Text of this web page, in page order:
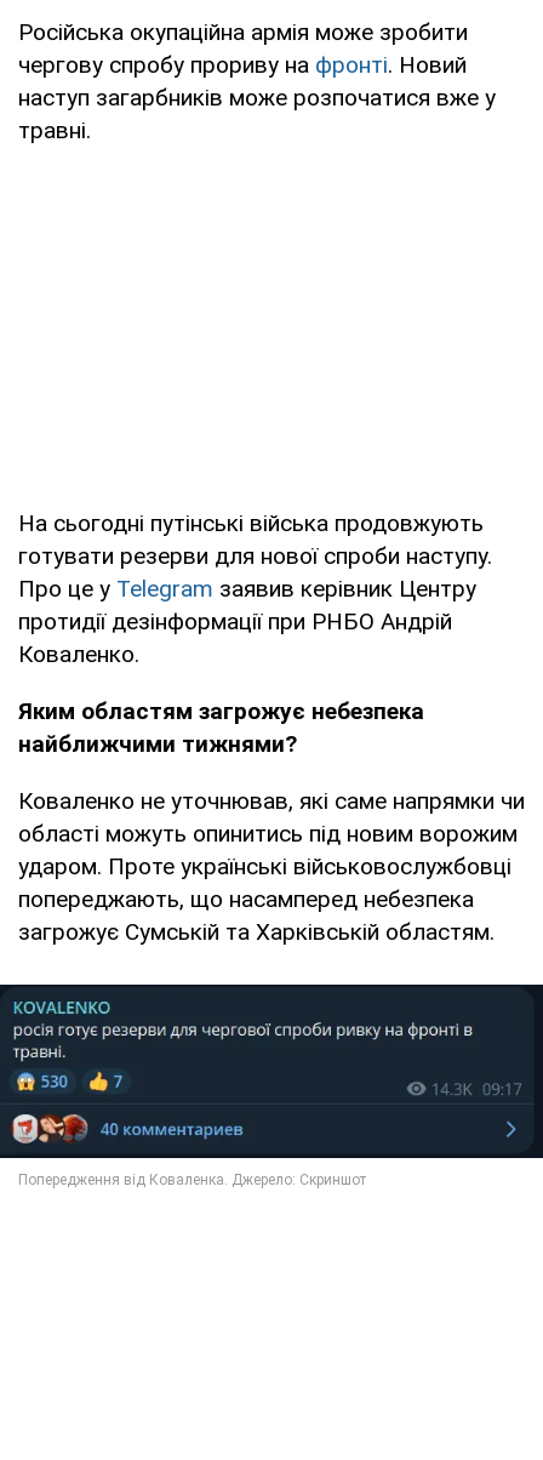
Російська окупаційна армія може зробити
чергову спробу прориву на фронті. Новий
наступ загарбників може розпочатися вже у
травні.
На сьогодні путінські війська продовжують
готувати резерви для нової спроби наступу.
Про це у Telegram заявив керівник Центру
протидії дезінформації при РНБО Андрій
Коваленко.
Яким областям загрожує небезпека
найближчими тижнями?
Коваленко не уточнював, які саме напрямки чи
області можуть опинитись під новим ворожим
ударом. Проте українські військовослужбовці
попереджають, що насамперед небезпека
загрожує Сумській та Харківській областям.